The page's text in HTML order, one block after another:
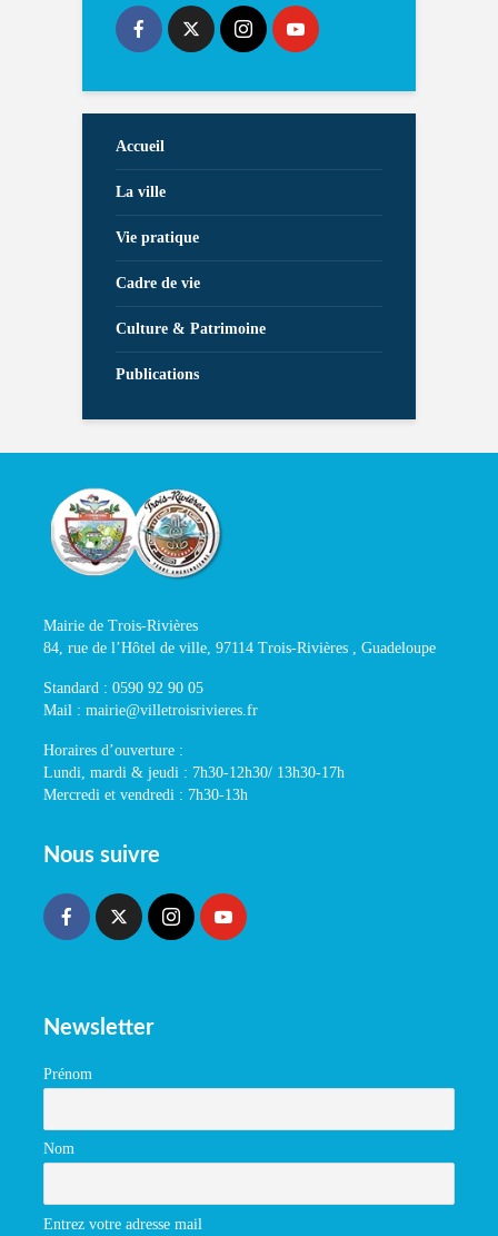
Accueil
La ville
Vie pratique
Cadre de vie
Culture & Patrimoine
Publications
Mairie de Trois-Rivières
84, rue de l’Hôtel de ville, 97114 Trois-Rivières , Guadeloupe
Standard : 0590 92 90 05
Mail : mairie@villetroisrivieres.fr
Horaires d’ouverture :
Lundi, mardi & jeudi : 7h30-12h30/ 13h30-17h
Mercredi et vendredi : 7h30-13h
Nous suivre
Newsletter
Prénom
Nom
Entrez votre adresse mail